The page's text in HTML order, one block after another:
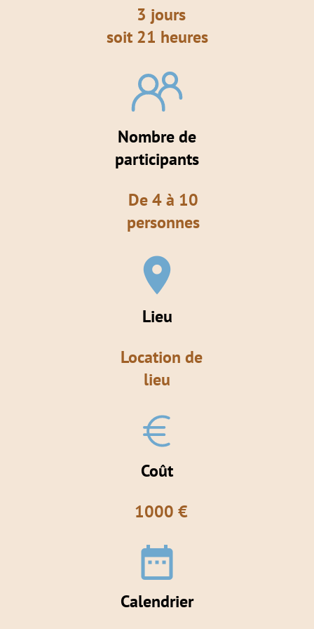
3 jours
soit 21 heures
Nombre de
participants
De 4 à 10
personnes
place
Lieu
Location de
lieu
Coût
1000 €
date_range
Calendrier